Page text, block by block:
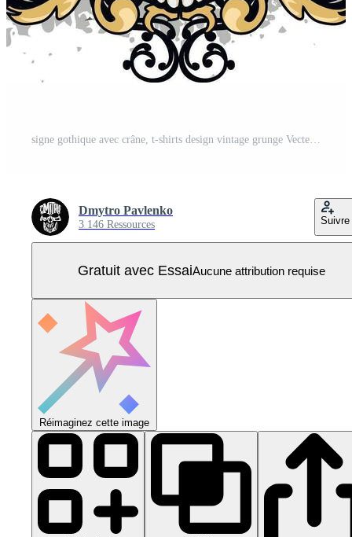
signe gothique avec crâne, t-shirts design vintage grunge Vecteur Pro
Dmytro Pavlenko
3 146 Ressources Suivre
Gratuit avec EssaiAucune attribution requise
Réimaginez cette image